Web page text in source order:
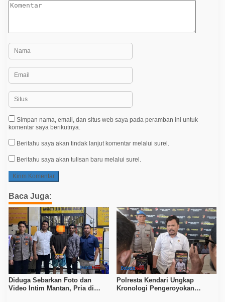
Simpan nama, email, dan situs web saya pada peramban ini untuk
komentar saya berikutnya.
Beritahu saya akan tindak lanjut komentar melalui surel.
Beritahu saya akan tulisan baru melalui surel.
Baca Juga:
Diduga Sebarkan Foto dan
Video Intim Mantan, Pria di
Polresta Kendari Ungkap
Kronologi Pengeroyokan